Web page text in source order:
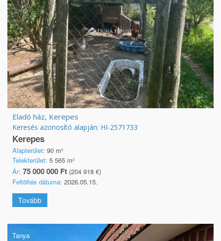
Eladó ház, Kerepes
Keresés azonosító alapján: HI-2571733
Kerepes
Alapterület: 90 m²
Telekterület: 5 565 m²
Ár: 75 000 000 Ft (204 918 €)
Feltöltés dátuma: 2026.05.15.
Tovább
Tanya